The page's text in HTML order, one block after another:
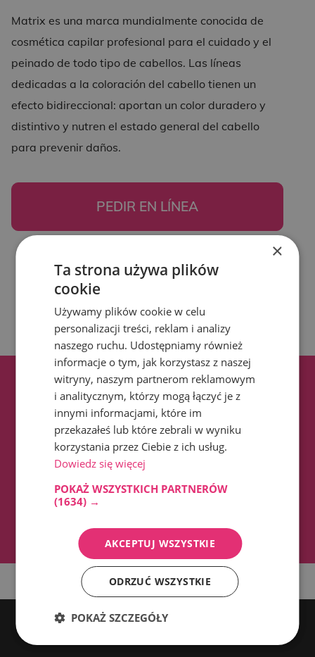
Matrix es una marca mundialmente conocida de
cosmética capilar profesional para el cuidado y el
peinado de todo tipo de cabellos. Las líneas
dedicadas a la coloración del cabello tienen un
efecto bidireccional: aportan un color duradero y
distintivo y nutren el estado general del cabello
para prevenir daños.
PEDIR EN LÍNEA
Contacta con nosotros
CONTACTOS
×
Ta strona używa plików
cookie
Używamy plików cookie w celu
personalizacji treści, reklam i analizy
naszego ruchu. Udostępniamy również
informacje o tym, jak korzystasz z naszej
witryny, naszym partnerom reklamowym
i analitycznym, którzy mogą łączyć je z
innymi informacjami, które im
przekazałeś lub które zebrali w wyniku
korzystania przez Ciebie z ich usług.
Dowiedz się więcej
POKAŻ WSZYSTKICH PARTNERÓW
(1634) →
AKCEPTUJ WSZYSTKIE
ODRZUĆ WSZYSTKIE
POKAŻ SZCZEGÓŁY